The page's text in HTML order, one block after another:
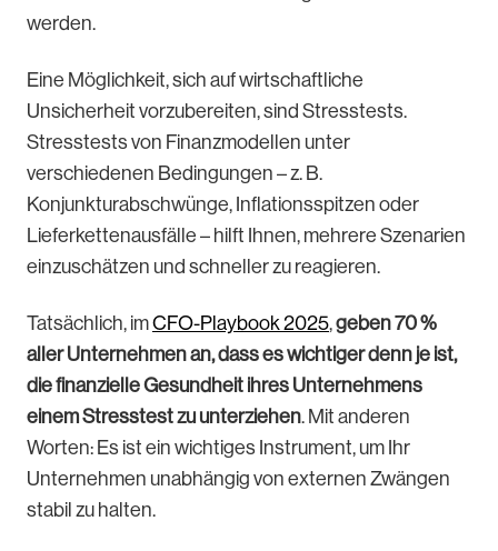
werden.
Eine Möglichkeit, sich auf wirtschaftliche
Unsicherheit vorzubereiten, sind Stresstests.
Stresstests von Finanzmodellen unter
verschiedenen Bedingungen – z. B.
Konjunkturabschwünge, Inflationsspitzen oder
Lieferkettenausfälle – hilft Ihnen, mehrere Szenarien
einzuschätzen und schneller zu reagieren.
Tatsächlich, imCFO-Playbook 2025,geben70 %
aller Unternehmen an, dass es wichtiger denn je ist,
die finanzielle Gesundheit ihres Unternehmens
einem Stresstest zu unterziehen. Mit anderen
Worten: Es ist ein wichtiges Instrument, um Ihr
Unternehmen unabhängig von externen Zwängen
stabil zu halten.